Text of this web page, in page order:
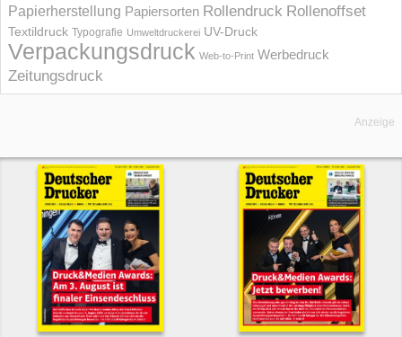
Papierherstellung Papiersorten Rollendruck Rollenoffset
Textildruck Typografie Umweltdruckerei UV-Druck
Verpackungsdruck Web-to-Print Werbedruck
Zeitungsdruck
Anzeige